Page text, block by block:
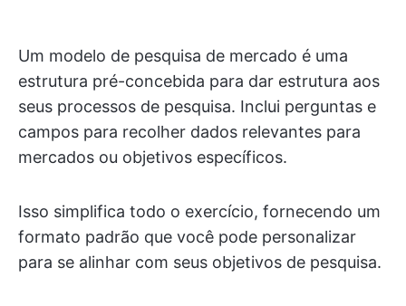
Um modelo de pesquisa de mercado é uma
estrutura pré-concebida para dar estrutura aos
seus processos de pesquisa. Inclui perguntas e
campos para recolher dados relevantes para
mercados ou objetivos específicos.
Isso simplifica todo o exercício, fornecendo um
formato padrão que você pode personalizar
para se alinhar com seus objetivos de pesquisa.